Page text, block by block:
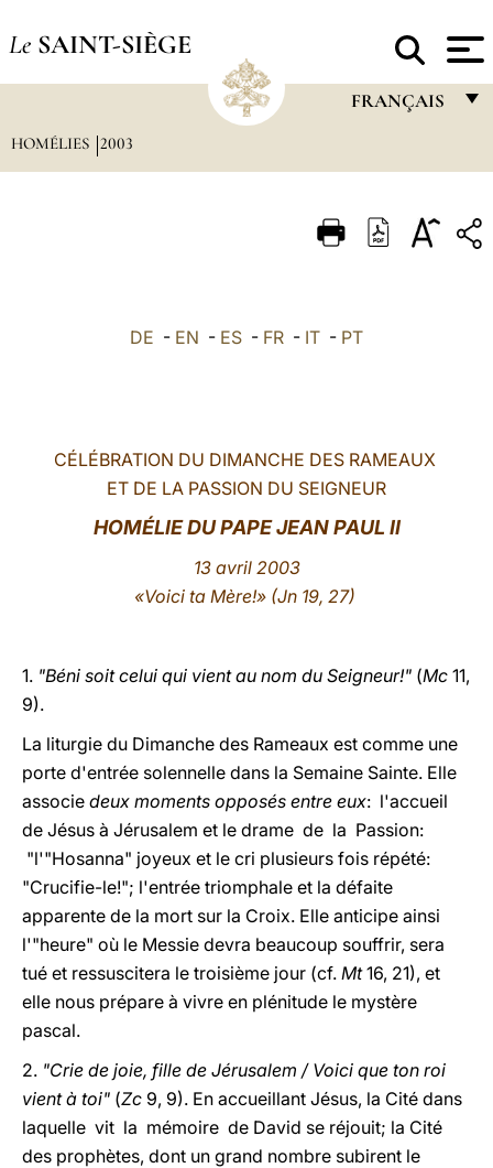
Le SAINT-SIÈGE
FRANÇAIS
ITALIANO
中文
LATINE
HOMÉLIES 2003
DE - EN - ES - FR - IT - PT
CÉLÉBRATION DU DIMANCHE DES RAMEAUX
ET DE LA PASSION DU SEIGNEUR
HOMÉLIE DU PAPE JEAN PAUL II
13 avril 2003
«Voici ta Mère!» (Jn 19, 27)
1. "Béni soit celui qui vient au nom du Seigneur!" (Mc 11,
9).
La liturgie du Dimanche des Rameaux est comme une
porte d'entrée solennelle dans la Semaine Sainte. Elle
associe deux moments opposés entre eux: l'accueil
de Jésus à Jérusalem et le drame de la Passion:
"l'"Hosanna" joyeux et le cri plusieurs fois répété:
"Crucifie-le!"; l'entrée triomphale et la défaite
apparente de la mort sur la Croix. Elle anticipe ainsi
l'"heure" où le Messie devra beaucoup souffrir, sera
tué et ressuscitera le troisième jour (cf. Mt16, 21), et
elle nous prépare à vivre en plénitude le mystère
pascal.
2. "Crie de joie, fille de Jérusalem / Voici que ton roi
vient à toi" (Zc 9, 9). En accueillant Jésus, la Cité dans
laquelle vit la mémoire de David se réjouit; la Cité
des prophètes, dont un grand nombre subirent le